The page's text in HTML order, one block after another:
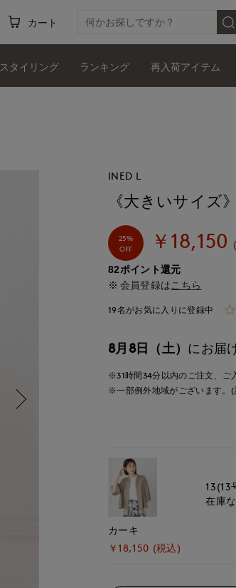
カート
スタイリング ランキング 再入荷アイテム
INED L
《大きいサイズ
25%
OFF
￥18,150
82ポイント還元
会員登録は こちら
19名がお気に入りに登録中
8月8日（土） にお届
※31時間34分以内のご注文、ご
※一部例外地域がございます。(
カーキ
￥18,150 (税込)
13(13
在庫